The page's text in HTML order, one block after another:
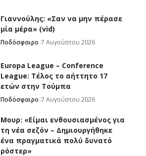
Γιαννούλης: «Σαν να μην πέρασε
μία μέρα» (vid)
Ποδόσφαιρο 7 Αυγούστου 2026
Europa League – Conference
League: Τέλος το αήττητο 17
ετών στην Τούμπα
Ποδόσφαιρο 7 Αυγούστου 2026
Μουρ: «Είμαι ενθουσιασμένος για
τη νέα σεζόν – Δημιουργήθηκε
ένα πραγματικά πολύ δυνατό
ρόστερ»